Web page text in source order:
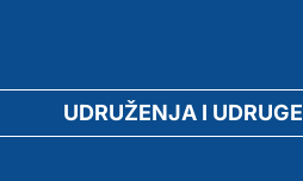
UDRUŽENJA I UDRUGE